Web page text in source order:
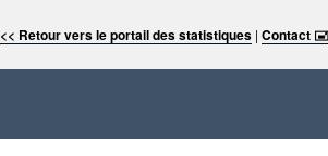
<< Retour vers le portail des statistiques |Contact 🖃